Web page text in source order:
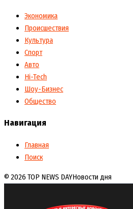
Экономика
Происшествия
Культура
Спорт
Авто
Hi-Tech
Шоу-Бизнес
Общество
Навигация
Главная
Поиск
© 2026 TOP NEWS DAYНовости дня